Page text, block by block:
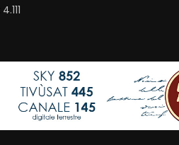
4.111